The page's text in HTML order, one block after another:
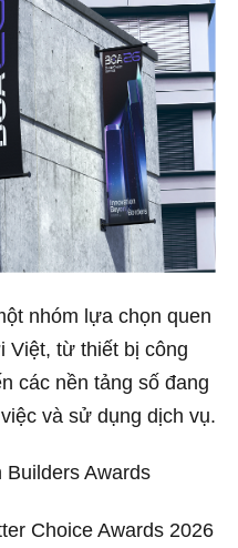
nhóm lựa chọn quen
Việt, từ thiết bị công
các nền tảng số đang
và sử dụng dịch vụ.
Awards
Choice Awards 2026